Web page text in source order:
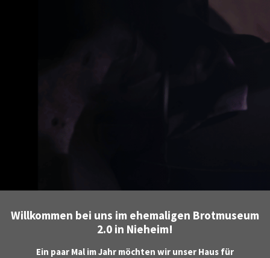
Willkommen bei uns im ehemaligen Brotmuseum
2.0 in Nieheim!
Ein paar Mal im Jahr möchten wir unser Haus für